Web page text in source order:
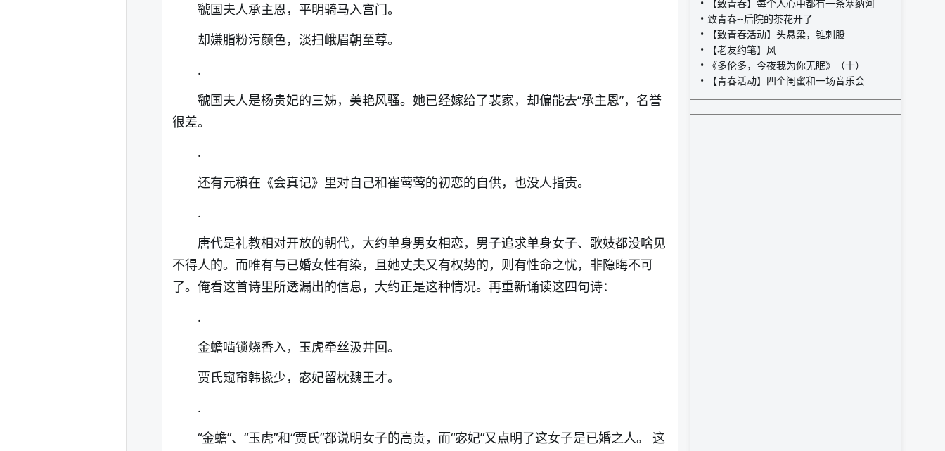
虢国夫人承主恩，平明骑马入宫门。
却嫌脂粉污颜色，淡扫峨眉朝至尊。
.
虢国夫人是杨贵妃的三姊，美艳风骚。她已经嫁给了裴家，却偏能去“承主恩”，名誉
很差。
.
还有元稹在《会真记》里对自己和崔莺莺的初恋的自供，也没人指责。
.
唐代是礼教相对开放的朝代，大约单身男女相恋，男子追求单身女子、歌妓都没啥见
不得人的。而唯有与已婚女性有染，且她丈夫又有权势的，则有性命之忧，非隐晦不可
了。俺看这首诗里所透漏出的信息，大约正是这种情况。再重新诵读这四句诗：
.
金蟾啮锁烧香入，玉虎牵丝汲井回。
贾氏窥帘韩掾少，宓妃留枕魏王才。
.
“金蟾”、“玉虎”和“贾氏”都说明女子的高贵，而“宓妃”又点明了这女子是已婚之人。 这
【致青春】每个人心中都有一条塞纳河
致青春--后院的茶花开了
【致青春活动】头悬梁，锥刺股
【老友约笔】风
《多伦多，今夜我为你无眠》（十）
【青春活动】四个闺蜜和一场音乐会